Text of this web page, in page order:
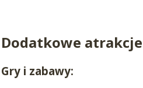
Dodatkowe
Gry i zabawy: